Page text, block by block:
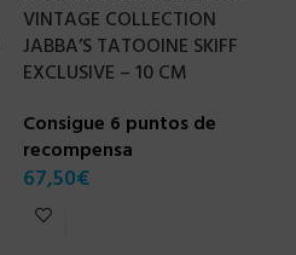
VINTAGE COLLECTION
JABBA’S TATOOINE SKIFF
EXCLUSIVE – 10 CM
Consigue 6 puntos de
recompensa
67,50€